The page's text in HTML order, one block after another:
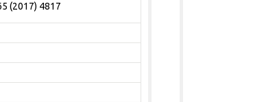
(2017) 4817